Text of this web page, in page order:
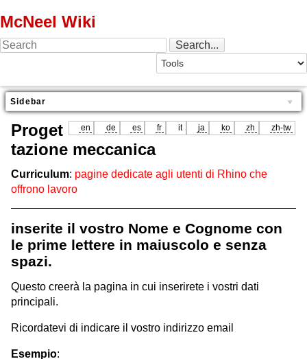
McNeel Wiki
Sidebar
en de es fr it ja ko zh zh-tw
Proget
tazione meccanica
Curriculum: pagine dedicate agli utenti di Rhino che
offrono lavoro
inserite il vostro Nome e Cognome con
le prime lettere in maiuscolo e senza
spazi.
Questo creerà la pagina in cui inserirete i vostri dati
principali.
Ricordatevi di indicare il vostro indirizzo email
Esempio: